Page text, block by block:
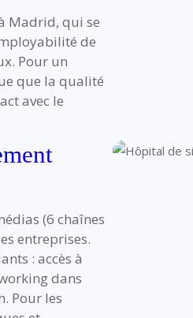
Madrid, qui se
de
Pour un
que la qualité
avec le
(6 chaînes
entreprises.
: accès à
dans
Pour les